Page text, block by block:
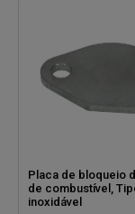
Placa de bloqueio
de combustível,
inoxidável